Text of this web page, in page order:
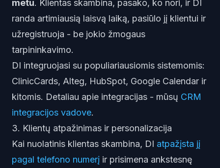
metu. Klientas skambina, pasako, ko nori, ir DI
randa artimiausią laisvą laiką, pasiūlo jį klientui ir
užregistruoja - be jokio žmogaus
tarpininkavimo.
DI integruojasi su populiariausiomis sistemomis:
ClinicCards, Alteg, HubSpot, Google Calendar ir
kitomis. Detaliau apie integracijas - mūsų CRM
integracijos vadove.
3. Klientų atpažinimas ir personalizacija
Kai nuolatinis klientas skambina, DI atpažįsta jį
pagal telefono numerį ir prisimena ankstesnę